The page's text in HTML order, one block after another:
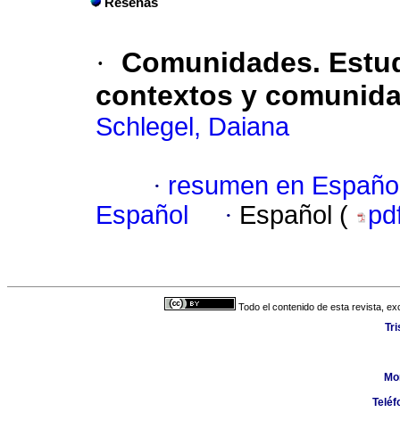
Reseñas
·
Comunidades.
contextos y
Schlegel, Daiana
· resumen en
Español
· Español (
Todo el contenido de esta revista,